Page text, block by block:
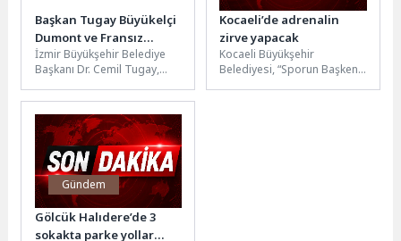
Başkan Tugay Büyükelçi
Dumont ve Fransız
heyetini konuk etti
İzmir Büyükşehir Belediye
Başkanı Dr. Cemil Tugay,
Büyükelçisi Isabelle Dumont,
İstanbul Başkonsolosu
Nadia...
Kocaeli’de adrenalin
zirve yapacak
Kocaeli Büyükşehir
Belediyesi, “Sporun Başkenti
Gündem
Gölcük Halıdere’de 3
sokakta parke yollar